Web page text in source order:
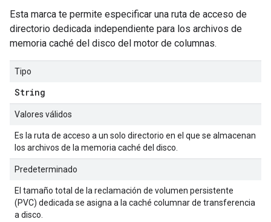
Esta marca te permite especificar una ruta de acceso de
directorio dedicada independiente para los archivos de
memoria caché del disco del motor de columnas.
Tipo
String
Valores válidos
Es la ruta de acceso a un solo directorio en el que se almacenan
los archivos de la memoria caché del disco.
Predeterminado
El tamaño total de la reclamación de volumen persistente
(PVC) dedicada se asigna a la caché columnar de transferencia
a disco.